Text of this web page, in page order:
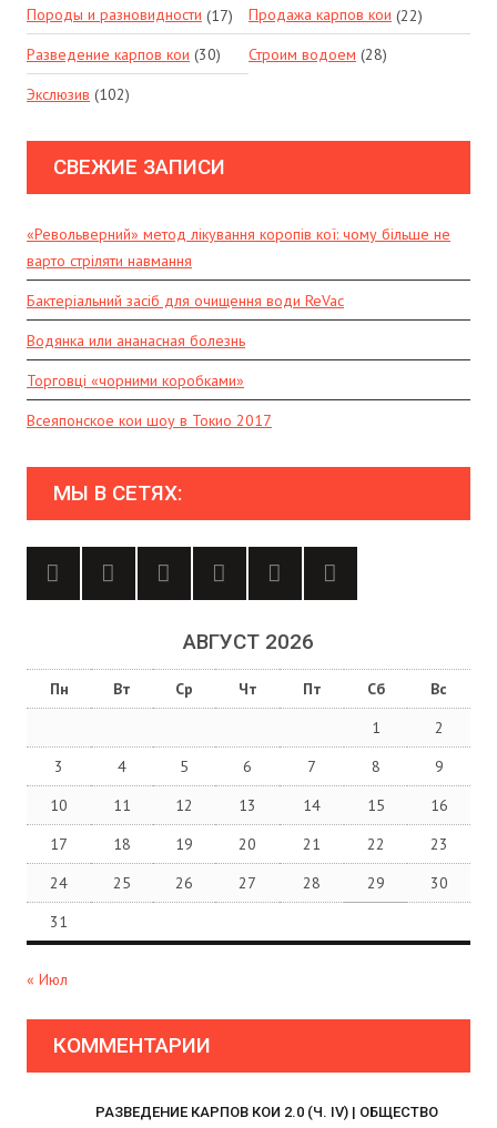
Породы и разновидности (17) Продажа карпов кои (22)
Разведение карпов кои (30) Строим водоем (28)
Экслюзив (102)
СВЕЖИЕ ЗАПИСИ
«Револьверний» метод лікування коропів кої: чому більше не
варто стріляти навмання
Бактеріальний засіб для очищення води ReVac
Водянка или ананасная болезнь
Торговці «чорними коробками»
Всеяпонское кои шоу в Токио 2017
МЫ В СЕТЯХ:
АВГУСТ 2026
Пн Вт Ср Чт Пт Сб
Вс
1
2
3
4 5 6 7 8
9
10
11 12 13 14 15
16
17
18 19 20 21 22
23
24
25 26 27 28 29
30
31
« Июл
КОММЕНТАРИИ
РАЗВЕДЕНИЕ КАРПОВ КОИ 2.0 (Ч. IV) | ОБЩЕСТВО